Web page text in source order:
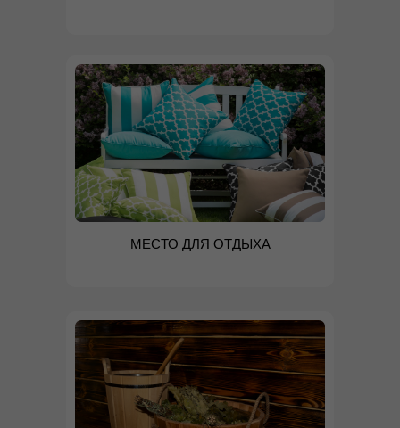
МЕСТО ДЛЯ ОТДЫХА